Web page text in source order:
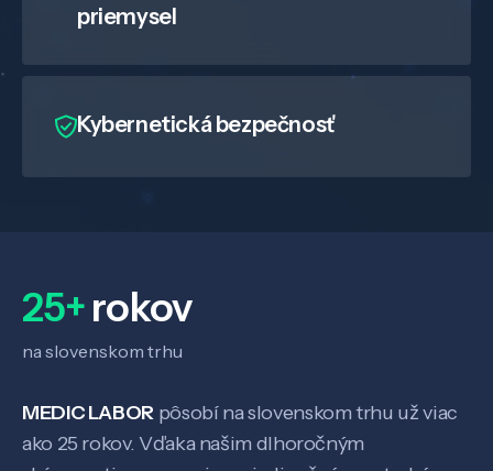
Veda a výskum
priemysel
Kybernetická bezpečnosť
25+rokov
na slovenskom trhu
MEDIC LABOR pôsobí na slovenskom trhu už viac
ako 25 rokov. Vďaka našim dlhoročným